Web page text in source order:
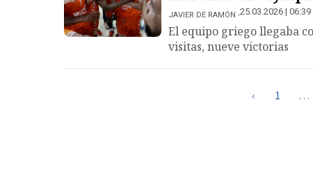
JAVIER DE RAMÓN 25.03.2026 | 06:39
El equipo griego llegaba
visitas, nueve victorias
‹ 1 …